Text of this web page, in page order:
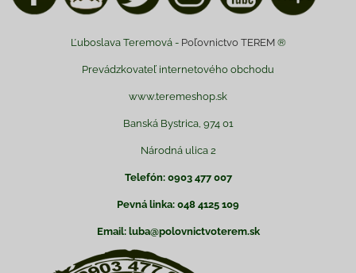
Ľuboslava Teremová - Poľovnictvo TEREM®
Prevádzkovateľ internetového obchodu
www.teremeshop.sk
Banská Bystrica, 974 01
Národná ulica 2
Telefón: 0903 477 007
Pevná linka: 048 4125 109
Email: luba@polovnictvoterem.sk